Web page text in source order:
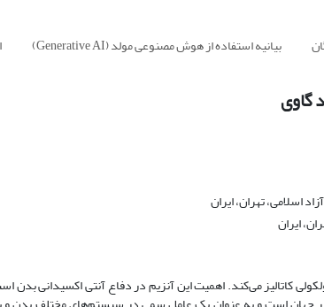
بیانیه استفاده از هوش مصنوعی مولد (Generative AI)
گاوی
اسلامی، تهران، ایران
ایران
کاتالیز می‌کند. اهمیت این آنزیم در دفاع آنتی اکسیدانی